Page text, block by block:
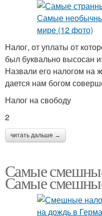
Налог, от уплаты от
был буквально высосан
Назвали его налогом на
дается нам богом
Налог на свободу
2
читать дальше →
Самые
Самые